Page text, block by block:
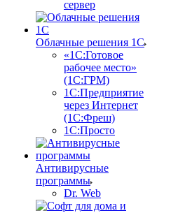
сервер
Облачные решения 1С
«1C:Готовое
рабочее место»
(1С:ГРМ)
1С:Предприятие
через Интернет
(1С:Фреш)
1С:Просто
Антивирусные
программы
Dr. Web